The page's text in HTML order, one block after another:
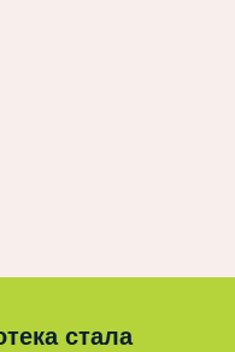
стала